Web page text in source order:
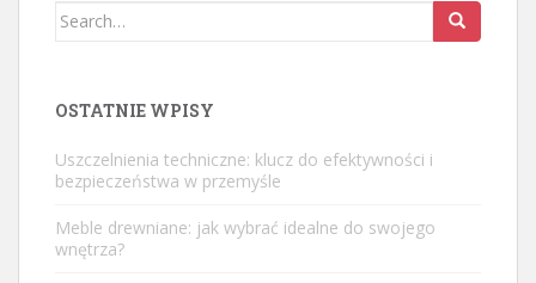
Search
OSTATNIE WPISY
Uszczelnienia techniczne: klucz do efektywności i
bezpieczeństwa w przemyśle
Meble drewniane: jak wybrać idealne do swojego
wnętrza?